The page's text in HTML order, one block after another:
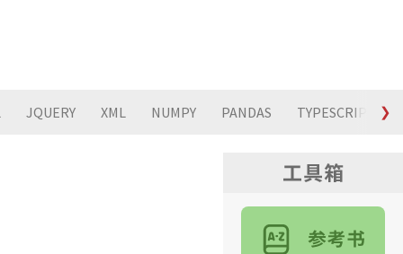
JQUERY XML NUMPY PANDAS TYPESCRIPT ❯